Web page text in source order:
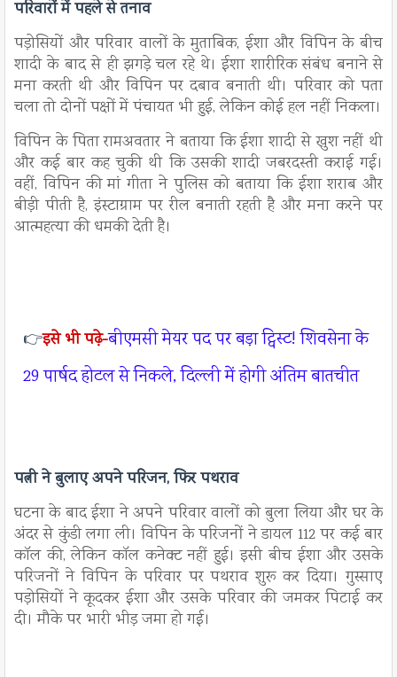
परिवारों में पहले से तनाव
पड़ोसियों और परिवार वालों के मुताबिक, ईशा और विपिन के बीच
शादी के बाद से ही झगड़े चल रहे थे। ईशा शारीरिक संबंध बनाने से
मना करती थी और विपिन पर दबाव बनाती थी। परिवार को पता
चला तो दोनों पक्षों में पंचायत भी हुई, लेकिन कोई हल नहीं निकला।
विपिन के पिता रामअवतार ने बताया कि ईशा शादी से खुश नहीं थी
और कई बार कह चुकी थी कि उसकी शादी जबरदस्ती कराई गई।
वहीं, विपिन की मां गीता ने पुलिस को बताया कि ईशा शराब और
बीड़ी पीती है, इंस्टाग्राम पर रील बनाती रहती है और मना करने पर
आत्महत्या की धमकी देती है।
👉इसे भी पढ़े-बीएमसी मेयर पद पर बड़ा ट्विस्ट! शिवसेना के
29 पार्षद होटल से निकले, दिल्ली में होगी अंतिम बातचीत
पत्नी ने बुलाए अपने परिजन, फिर पथराव
घटना के बाद ईशा ने अपने परिवार वालों को बुला लिया और घर के
अंदर से कुंडी लगा ली। विपिन के परिजनों ने डायल 112 पर कई बार
कॉल की, लेकिन कॉल कनेक्ट नहीं हुई। इसी बीच ईशा और उसके
परिजनों ने विपिन के परिवार पर पथराव शुरू कर दिया। गुस्साए
पड़ोसियों ने कूदकर ईशा और उसके परिवार की जमकर पिटाई कर
दी। मौके पर भारी भीड़ जमा हो गई।